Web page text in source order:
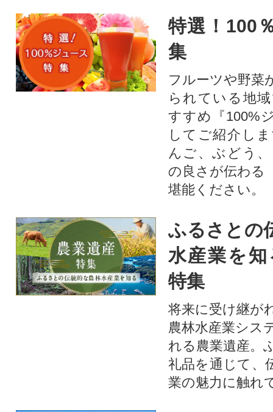
特選！100
集
フルーツや野菜
られている地
すすめ『100%
してご紹介し
んご、ぶどう
の良さが伝わる
堪能ください。
ふるさとの
水産業を
特集
将来に受け継が
農林水産業シス
れる農業遺産。
礼品を通じて、
業の魅力に触れ